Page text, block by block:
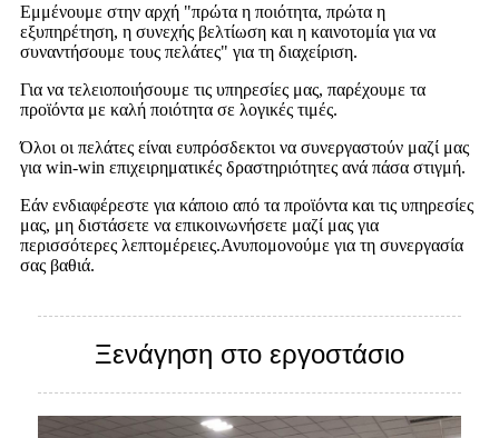
Εμμένουμε στην αρχή "πρώτα η ποιότητα, πρώτα η
εξυπηρέτηση, η συνεχής βελτίωση και η καινοτομία για να
συναντήσουμε τους πελάτες" για τη διαχείριση.
Για να τελειοποιήσουμε τις υπηρεσίες μας, παρέχουμε τα
προϊόντα με καλή ποιότητα σε λογικές τιμές.
Όλοι οι πελάτες είναι ευπρόσδεκτοι να συνεργαστούν μαζί μας
για win-win επιχειρηματικές δραστηριότητες ανά πάσα στιγμή.
Εάν ενδιαφέρεστε για κάποιο από τα προϊόντα και τις υπηρεσίες
μας, μη διστάσετε να επικοινωνήσετε μαζί μας για
περισσότερες λεπτομέρειες.Ανυπομονούμε για τη συνεργασία
σας βαθιά.
Ξενάγηση στο εργοστάσιο